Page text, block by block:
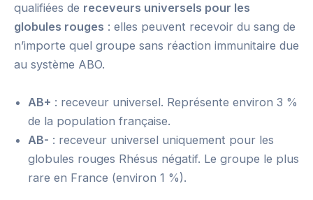
qualifiées de receveurs universels pour les
globules rouges : elles peuvent recevoir du sang de
n’importe quel groupe sans réaction immunitaire due
au système ABO.
AB+ : receveur universel. Représente environ 3 %
de la population française.
AB- : receveur universel uniquement pour les
globules rouges Rhésus négatif. Le groupe le plus
rare en France (environ 1 %).